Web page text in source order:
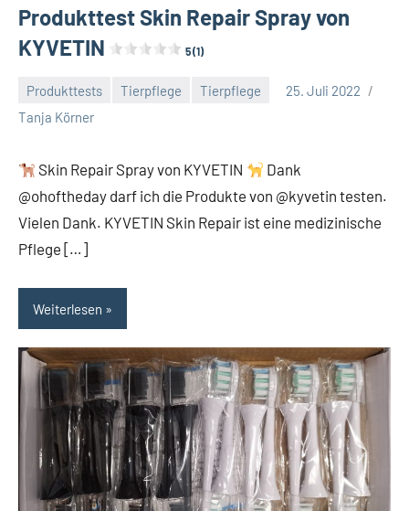
Produkttest Skin Repair Spray von
KYVETIN
5 (1)
Produkttests Tierpflege Tierpflege
25. Juli 2022
Tanja Körner
Keine
Skin Repair Spray von KYVETIN
Dank
@ohoftheday darf ich die Produkte von @kyvetin testen.
Vielen Dank. KYVETIN Skin Repair ist eine medizinische
Pflege […]
Weiterlesen